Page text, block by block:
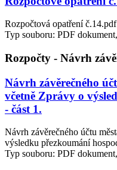
Rozpočtová opatření č.14.pdf
Typ souboru: PDF
Rozpočty - Návrh
Návrh závěrečného
včetně Zprávy o
- část 1.
Návrh závěrečného účtu
výsledku přezkoumání
Typ souboru: PDF